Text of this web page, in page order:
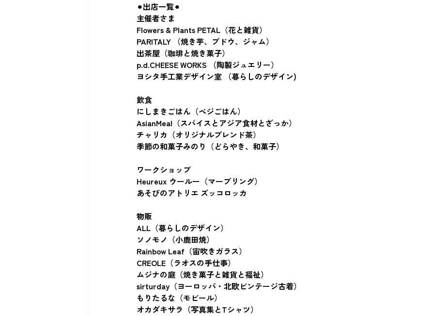
⚫︎出店一覧⚫︎
主催者さま
Flowers & Plants PETAL（花と雑貨）
PARITALY （焼き芋、ブドウ、ジャム）
出茶屋（珈琲と焼き菓子）
p.d.CHEESE WORKS （陶製ジュエリー）
ヨシタ手工業デザイン室 （暮らしのデザイン)
飲食
にしまきごはん（ベジごはん）
AsianMeal（スパイスとアジア食材とざっか）
チャリカ（オリジナルブレンド茶）
季節の和菓子みのり（どらやき、和菓子）
ワークショップ
Heureux ウールー（マーブリング）
あそびのアトリエ ズッコロッカ
物販
ALL（暮らしのデザイン）
ソノモノ（小鹿田焼）
Rainbow Leaf（宙吹きガラス）
CREOLE（ラオスの手仕事）
ムジナの庭（焼き菓子と雑貨と福祉）
sirturday（ヨーロッパ・北欧ビンテージ古着）
もりたるな（モビール）
オカダキサラ（写真集とTシャツ）